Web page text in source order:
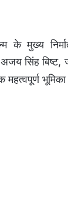
के मुख्य
सिंह बिष्ट,